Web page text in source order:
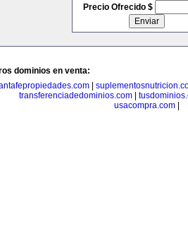
Precio Ofrecido $
dominios en venta:
|
transferenciadedominios.com|
usacompra.com|